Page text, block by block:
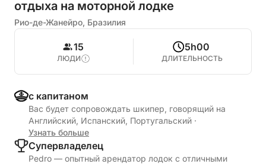
отдыха на моторной лодке
Рио-де-Жанейро, Бразилия
15
ЛЮДИ
5h00
ДЛИТЕЛЬНОСТЬ
с капитаном
Вас будет сопровождать шкипер, говорящий на
Английский, Испанский, Португальский ·
Узнать больше
Cупервладелец
Pedro — опытный арендатор лодок с отличными